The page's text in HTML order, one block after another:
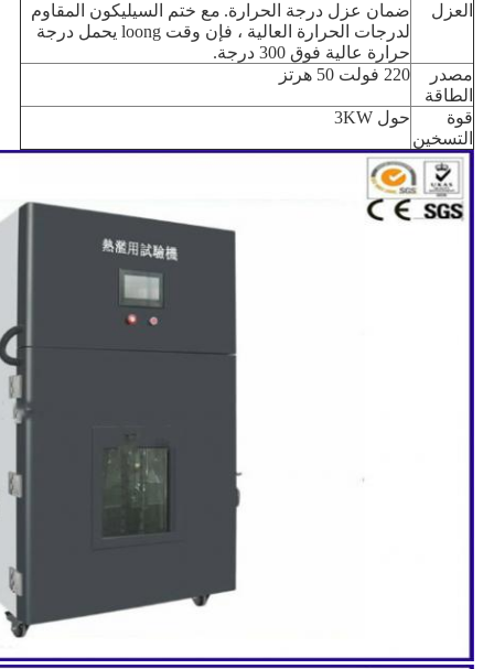
العزل ضمان عزل درجة الحرارة. مع ختم السيليكون المقاوم
لدرجات الحرارة العالية ، فإن وقت loong يحمل درجة
حرارة عالية فوق 300 درجة.
مصدر
الطاقة
220 فولت 50 هرتز
قوة
التسخين
حول 3KW